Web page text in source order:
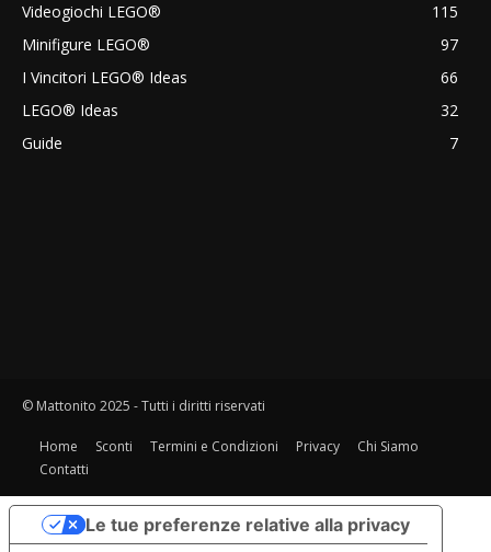
Videogiochi LEGO®
115
Minifigure LEGO®
97
I Vincitori LEGO® Ideas
66
LEGO® Ideas
32
Guide
7
© Mattonito 2025 - Tutti i diritti riservati
Home Sconti Termini e Condizioni Privacy
Chi Siamo
Contatti
Le tue preferenze relative alla privacy